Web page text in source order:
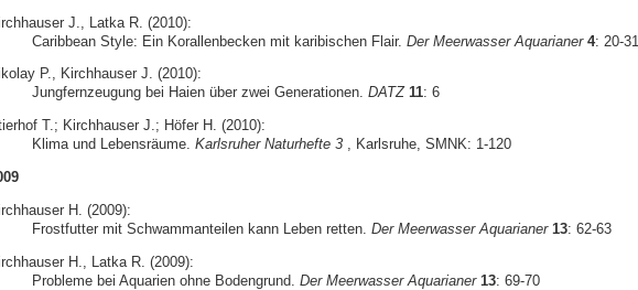
J., Latka R. (2010):
Caribbean Style: Ein Korallenbecken mit karibischen Flair. Der Meerwasser Aquarianer 4: 20-31
P., Kirchhauser J. (2010):
Jungfernzeugung bei Haien über zwei Generationen. DATZ 11: 6
T.; Kirchhauser J.; Höfer H. (2010):
Klima und Lebensräume. Karlsruher Naturhefte 3, Karlsruhe, SMNK: 1-120
H. (2009):
Frostfutter mit Schwammanteilen kann Leben retten. Der Meerwasser Aquarianer 13: 62-63
H., Latka R. (2009):
Probleme bei Aquarien ohne Bodengrund. Der Meerwasser Aquarianer 13: 69-70